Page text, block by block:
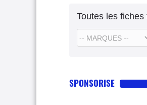
Toutes les
SPONSORISE